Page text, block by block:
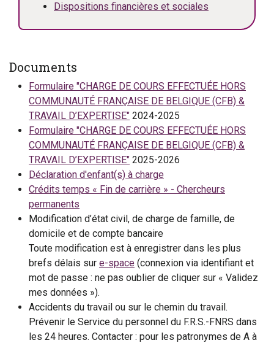
Dispositions financières et sociales
Documents
Formulaire "CHARGE DE COURS EFFECTUÉE HORS
COMMUNAUTÉ FRANÇAISE DE BELGIQUE (CFB) &
TRAVAIL D’EXPERTISE" 2024-2025
Formulaire "CHARGE DE COURS EFFECTUÉE HORS
COMMUNAUTÉ FRANÇAISE DE BELGIQUE (CFB) &
TRAVAIL D’EXPERTISE" 2025-2026
Déclaration d'enfant(s) à charge
Crédits temps « Fin de carrière » - Chercheurs
permanents
Modification d’état civil, de charge de famille, de
domicile et de compte bancaire
Toute modification est à enregistrer dans les plus
brefs délais sur e-space (connexion via identifiant et
mot de passe : ne pas oublier de cliquer sur « Validez
mes données »).
Accidents du travail ou sur le chemin du travail.
Prévenir le Service du personnel du F.R.S.-FNRS dans
les 24 heures. Contacter : pour les patronymes de A à